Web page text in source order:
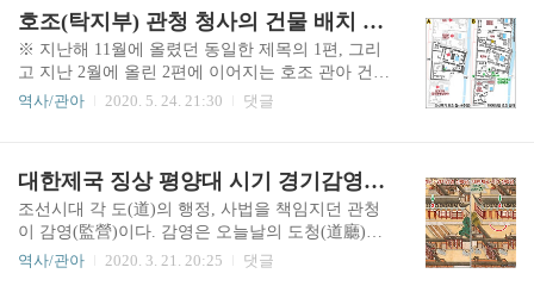
수가 10만을 헤아리게 되었으므로 대략 연간 2만가량이 찾은 것인
데, 무술년(戊戌年, 2018) 이후가 월 1천 내외이니 상당수 적산(積算)
이 개설 초기 3년 동안에 이룩된 것임을 알 수 있다. 이처럼 지금 이
곳을 찾는 손님의 수가 초반에 미치지 못하는 것은, 대략 게시하는
글의 주제가 '관아(官衙)'에 크게 치우치고 그동안 올렸던 여러 글을
호조(탁지부) 관청 청사의 건물 배치 및 변천에 관한 소고(小考) - 3편
※ 지난해 11월에 올렸던 동일한 제목의 1편, 그리
고 지난 2월에 올린 2편에 이어지는 호조 관아 건물
배치에 관한 마지막 글입니다. 코로나19 이전의 시
제목의 글 2편(링크)에서 이어지는 내용입니다. 위
17번 이미지의 A 평면도는 1편과 2편 글에서 다뤘
던 내용에 기반하여 추정한 조선시대 후기의 호조
(戶曹) 청사 건물 배치도이다. 호조와 같이 육조거
역사/관아 2020. 5. 24. 21:30 댓글
대한제국 징상 평양대 시기 경기감영 선화당(宣化堂) 건물
조선시대 각 도(道)의 행정, 사법을 책임지던 관청
이 감영(監營)이다. 감영은 오늘날의 도청(道廳)이
라 할 수 있고, 감영의 수장(首長, 長官)이 바로 관
역사/관아 2020. 3. 21. 20:25 댓글